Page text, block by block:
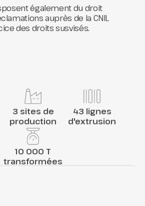
également du droit
auprès de la CNIL
des droits susvisés.
3 sites de
production
43 lignes
d'extrusion
10 000 T
transformées